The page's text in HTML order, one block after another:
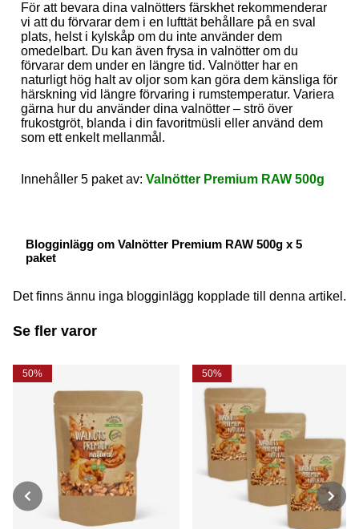
För att bevara dina valnötters färskhet rekommenderar
vi att du förvarar dem i en lufttät behållare på en sval
plats, helst i kylskåp om du inte använder dem
omedelbart. Du kan även frysa in valnötter om du
förvarar dem under en längre tid. Valnötter har en
naturligt hög halt av oljor som kan göra dem känsliga för
härskning vid längre förvaring i rumstemperatur. Variera
gärna hur du använder dina valnötter – strö över
frukostgröt, blanda i din favoritmüsli eller använd dem
som ett enkelt mellanmål.
Innehåller 5 paket av: Valnötter Premium RAW 500g
Blogginlägg om Valnötter Premium RAW 500g x 5
paket
Det finns ännu inga blogginlägg kopplade till denna artikel.
Se fler varor
50% 50%